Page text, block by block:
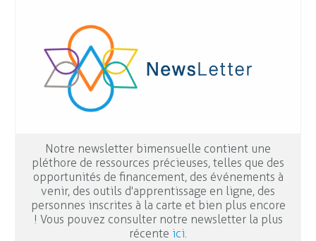
Notre newsletter bimensuelle contient une
pléthore de ressources précieuses, telles que des
opportunités de financement, des événements à
venir, des outils d'apprentissage en ligne, des
personnes inscrites à la carte et bien plus encore
! Vous pouvez consulter notre newsletter la plus
récente ici